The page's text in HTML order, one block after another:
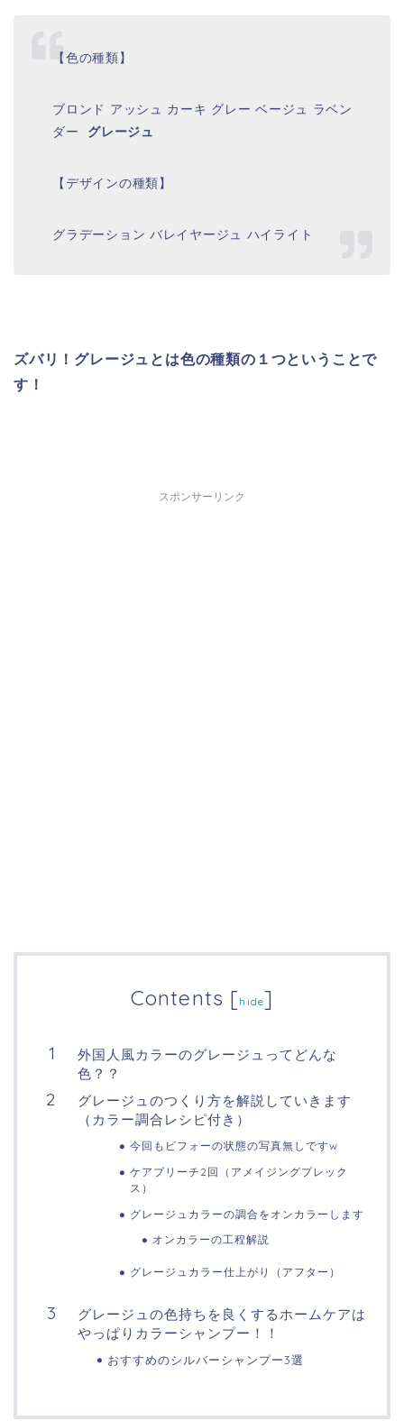
【色の種類】
ブロンド アッシュ カーキ グレー ベージュ ラベン
ダー グレージュ
【デザインの種類】
グラデーション バレイヤージュ ハイライト
ズバリ！グレージュとは色の種類の１つということで
す！
スポンサーリンク
Contents [hide]
外国人風カラーのグレージュってどんな
色？？
グレージュのつくり方を解説していきます
（カラー調合レシピ付き）
今回もビフォーの状態の写真無しですw
ケアブリーチ2回（アメイジングプレック
ス）
グレージュカラーの調合をオンカラーします
オンカラーの工程解説
グレージュカラー仕上がり（アフター）
グレージュの色持ちを良くするホームケアは
やっぱりカラーシャンプー！！
おすすめのシルバーシャンプー3選